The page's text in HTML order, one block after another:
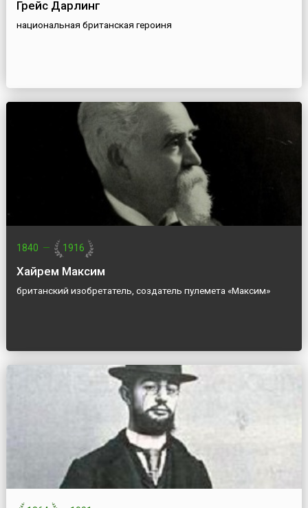
Грейс Дарлинг
национальная британская героиня
1840 — 1916
Хайрем Максим
британский изобретатель, создатель пулемета «Максим»